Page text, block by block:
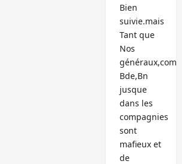
Bien
suivie.mais
Tant que
Nos
généraux,com
Bde,Bn
jusque
dans les
compagnies
sont
mafieux et
de